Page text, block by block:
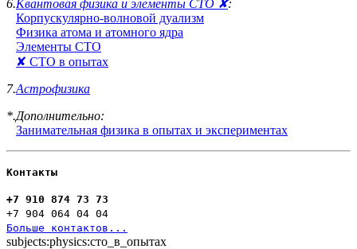
6.Квантовая физика и элементы СТО ✘:
Корпускулярно-волновой дуализм
Физика атома и атомного ядра
Элементы СТО
✘ СТО в опытах
7.Астрофизика
*.Дополнительно:
Занимательная физика в опытах и экспериментах
Контакты
+7 910 874 73 73
+7 904 064 04 04
Больше контактов...
subjects:physics:сто_в_опытах